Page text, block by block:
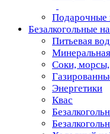
Подарочные
Безалкогольные
Питьевая
Соки,
Энергетики
Квас